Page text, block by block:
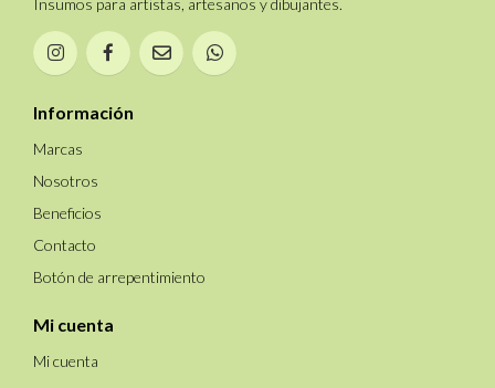
Insumos para artistas, artesanos y dibujantes.
Información
Marcas
Nosotros
Beneficios
Contacto
Botón de arrepentimiento
Mi cuenta
Mi cuenta